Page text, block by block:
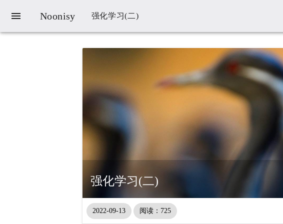
 Noonisy 强化学习(二)
强化学习(二)
2022-09-13 阅读：725